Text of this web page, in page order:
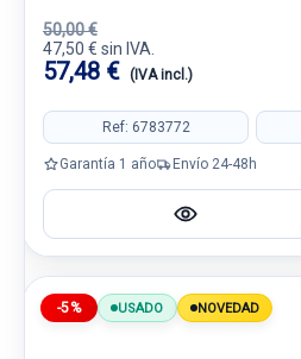
50,00 €
47,50 € sin IVA.
57,48 € (IVA incl.)
Ref: 6783772
Garantía 1 año Envío 24-48h
-5% USADO NOVEDAD